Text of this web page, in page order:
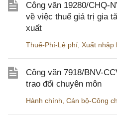
Công văn 19280/CHQ-
về việc thuế giá trị gia
xuất
Thuế-Phí-Lệ phí Xuất nhập
Công văn 7918/BNV-
trao đổi chuyên môn
Hành chính Cán bộ-Công